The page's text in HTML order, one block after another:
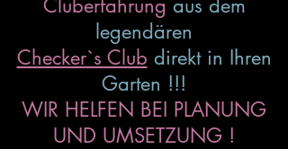
Cluberfahrung aus dem
legendären
Checker`s Club direkt in Ihren
Garten !!!
WIR HELFEN BEI PLANUNG
UND UMSETZUNG !